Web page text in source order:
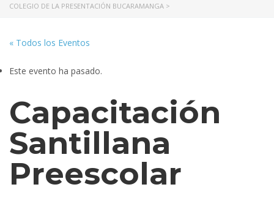
COLEGIO DE LA PRESENTACIÓN BUCARAMANGA >
« Todos los Eventos
Este evento ha pasado.
Capacitación
Santillana
Preescolar